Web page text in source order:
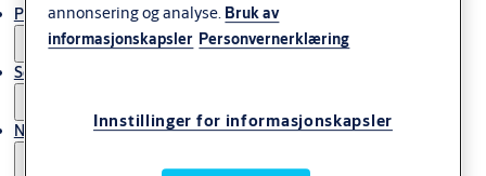
Produkter og løsninger
Service
Nyheter & artikler
annonsering og analyse. Bruk av
informasjonskapsler Personvernerklæring
Innstillinger for informasjonskapsler